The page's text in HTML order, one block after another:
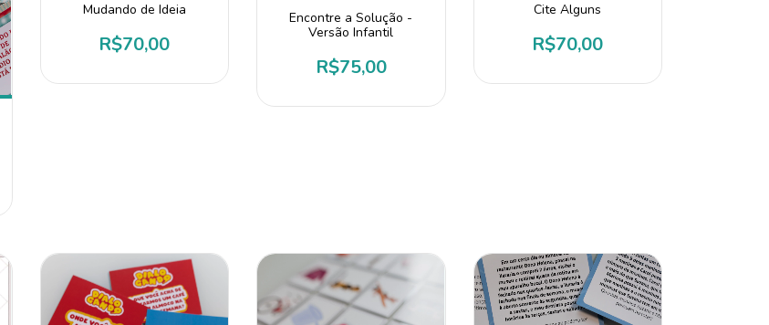
Mudando de Ideia
R$70,00
Encontre a Solução -
Versão Infantil
R$75,00
Cite Alguns
R$70,00